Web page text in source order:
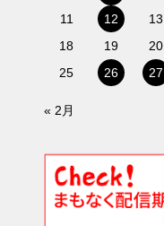
11
12 13
18
19 20
25
26 27
« 2月